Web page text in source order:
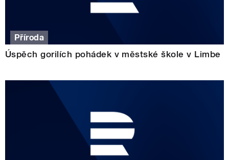
Příroda
Úspěch gorilích pohádek v městské škole v Limbe